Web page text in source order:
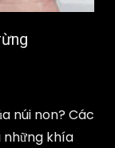
núi non? Các
những khía